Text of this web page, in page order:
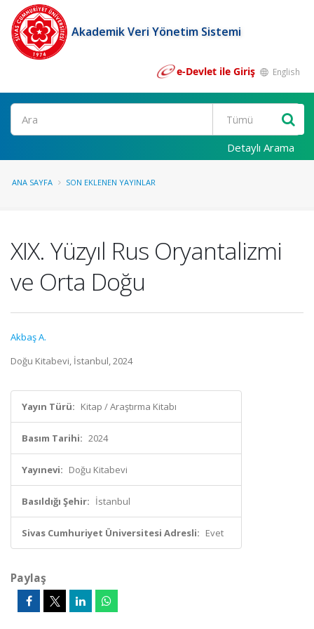
Akademik Veri Yönetim Sistemi
e-Devlet ile Giriş English
Ara
Detaylı Arama
ANA SAYFA SON EKLENEN YAYINLAR
XIX. Yüzyıl Rus Oryantalizmi
ve Orta Doğu
Akbaş A.
Doğu Kitabevi, İstanbul, 2024
Yayın Türü: Kitap / Araştırma Kitabı
Basım Tarihi: 2024
Yayınevi: Doğu Kitabevi
Basıldığı Şehir: İstanbul
Sivas Cumhuriyet Üniversitesi Adresli: Evet
Paylaş